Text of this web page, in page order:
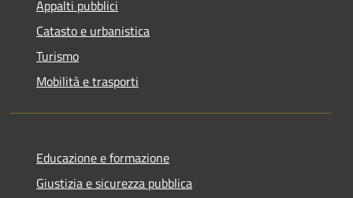
Appalti pubblici
Catasto e urbanistica
Turismo
Mobilità e trasporti
Educazione e formazione
Giustizia e sicurezza pubblica